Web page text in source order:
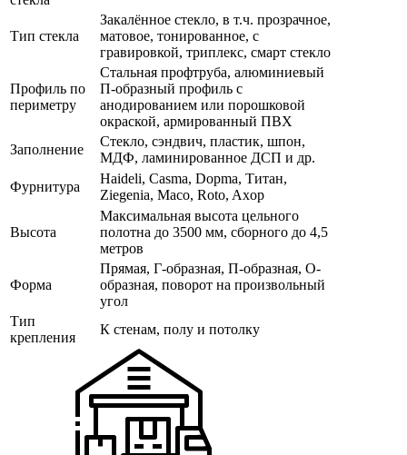
Тип стекла
Закалённое стекло, в т.ч. прозрачное,
матовое, тонированное, с
гравировкой, триплекс, смарт стекло
Профиль по
периметру
Стальная профтруба, алюминиевый
П-образный профиль с
анодированием или порошковой
окраской, армированный ПВХ
Заполнение
Стекло, сэндвич, пластик, шпон,
МДФ, ламинированное ДСП и др.
Фурнитура
Haideli, Casma, Dopma, Титан,
Ziegenia, Maco, Roto, Axop
Высота
Максимальная высота цельного
полотна до 3500 мм, сборного до 4,5
метров
Форма
Прямая, Г-образная, П-образная, О-
образная, поворот на произвольный
угол
Тип
крепления
К стенам, полу и потолку